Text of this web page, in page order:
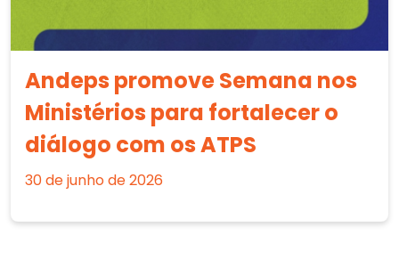
Andeps promove Semana nos
Ministérios para fortalecer o
diálogo com os ATPS
30 de junho de 2026